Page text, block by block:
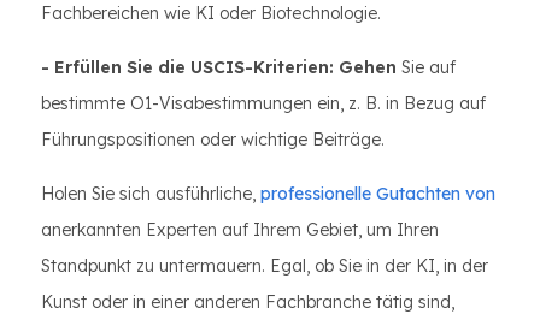
Fachbereichen wie KI oder Biotechnologie.
- Erfüllen Sie die USCIS-Kriterien: Gehen Sie auf
bestimmte O1-Visabestimmungen ein, z. B. in Bezug auf
Führungspositionen oder wichtige Beiträge.
Holen Sie sich ausführliche, professionelle Gutachten von
anerkannten Experten auf Ihrem Gebiet, um Ihren
Standpunkt zu untermauern. Egal, ob Sie in der KI, in der
Kunst oder in einer anderen Fachbranche tätig sind,